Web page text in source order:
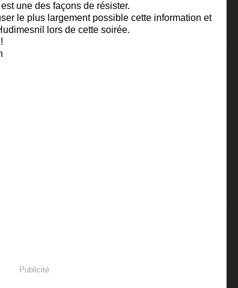
une des façons de résister.
le plus largement possible cette information et
lors de cette soirée.
Publicité